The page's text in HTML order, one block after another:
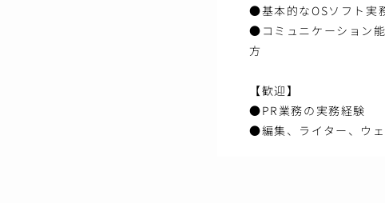
●基本的なOSソフト実
●コミュニケーション
方
【歓迎】
●PR業務の実務経験
●編集、ライター、ウ